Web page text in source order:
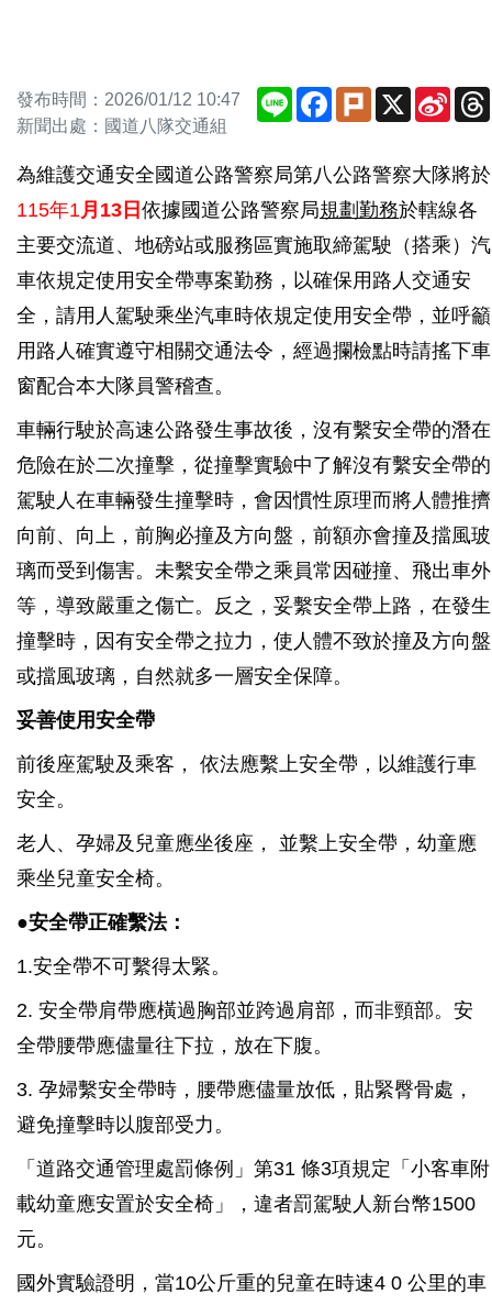
發布時間：2026/01/12 10:47
新聞出處：國道八隊交通組
Line Facebook
Plurk X
Sina
為維護交通安全國道公路警察局第八公路警察大隊將於
115年1月13日 依據國道公路警察局規劃勤務於轄線各
主要交流道、地磅站或服務區實施取締駕駛（搭乘）汽
車依規定使用安全帶專案勤務，以確保用路人交通安
全，請用人駕駛乘坐汽車時依規定使用安全帶，並呼籲
用路人確實遵守相關交通法令，經過攔檢點時請搖下車
窗配合本大隊員警稽查。
車輛行駛於高速公路發生事故後，沒有繫安全帶的潛在
危險在於二次撞擊，從撞擊實驗中了解沒有繫安全帶的
駕駛人在車輛發生撞擊時，會因慣性原理而將人體推擠
向前、向上，前胸必撞及方向盤，前額亦會撞及擋風玻
璃而受到傷害。未繫安全帶之乘員常因碰撞、飛出車外
等，導致嚴重之傷亡。反之，妥繫安全帶上路，在發生
撞擊時，因有安全帶之拉力，使人體不致於撞及方向盤
或擋風玻璃，自然就多一層安全保障。
妥善使用安全帶
前後座駕駛及乘客， 依法應繫上安全帶，以維護行車
安全。
老人、孕婦及兒童應坐後座， 並繫上安全帶，幼童應
乘坐兒童安全椅。
●安全帶正確繫法：
1.安全帶不可繫得太緊。
2. 安全帶肩帶應橫過胸部並跨過肩部，而非頸部。安
全帶腰帶應儘量往下拉，放在下腹。
3. 孕婦繫安全帶時，腰帶應儘量放低，貼緊臀骨處，
避免撞擊時以腹部受力。
「道路交通管理處罰條例」第31 條3項規定「小客車附
載幼童應安置於安全椅」，違者罰駕駛人新台幣1500
元。
國外實驗證明，當10公斤重的兒童在時速4 0 公里的車